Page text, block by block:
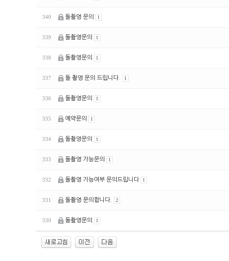
340 돌촬영 문의 1
339 돌촬영문의 1
338 돌촬영문의 1
337 돌 촬영 문의 드립니다. 1
336 돌촬영문의 1
335 예약문의 1
334 돌촬영문의 1
333 돌촬영 가능문의 1
332 돌촬영 가능여부 문의드립니다 1
331 돌촬영 문의합니다. 2
330 돌촬영문의 1